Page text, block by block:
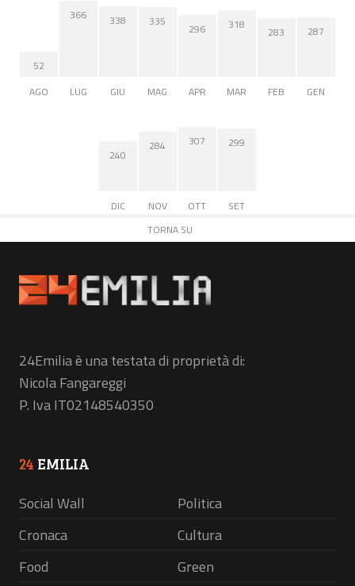
52
AGO
366
LUG
338
GIU
335
MAG
296
APR
318
MAR
283
FEB
287
GEN
240
DIC
284
NOV
307
OTT
299
SET
TORNA SU
24Emilia è una testata di proprietà di:
Nicola Fangareggi
P. Iva IT02148540350
24 EMILIA
Social Wall
Politica
Cronaca
Cultura
Food
Green